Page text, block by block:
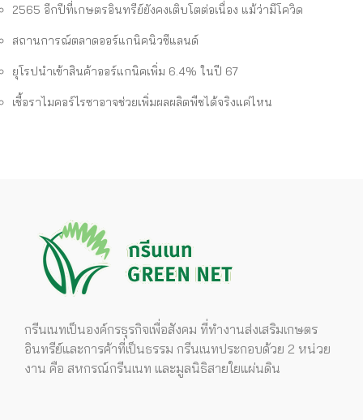
2565 อีกปีที่เกษตรอินทรีย์ยังคงเติบโตต่อเนื่อง แม้ว่ามีโควิด
สถานการณ์ตลาดออร์แกนิคนิวซีแลนด์
ยุโรปนำเข้าสินค้าออร์แกนิคเพิ่ม 6.4% ในปี 67
เชื้อราไมคอร์ไรซาอาจช่วยเพิ่มผลผลิตพืชได้จริงแค่ไหน
กรีนเนทเป็นองค์กรธุรกิจเพื่อสังคม ที่ทำงานส่งเสริมเกษตร
อินทรีย์และการค้าที่เป็นธรรม กรีนเนทประกอบด้วย 2 หน่วย
งาน คือ สหกรณ์กรีนเนท และมูลนิธิสายใยแผ่นดิน